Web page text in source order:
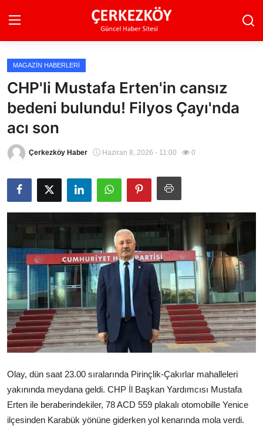
Ana Sayfa
Son Dakika
Ekonomi Haberleri
Magazin Haberleri
Spor Haberleri
Dünya Haberleri
Çerkezköy
MAGAZIN HABERLERI
CHP'li Mustafa Erten'in cansız
bedeni bulundu! Filyos Çayı'nda
acı son
Çerkezköy Haber Haziran 8, 2026 - 11:00 0
Olay, dün saat 23.00 sıralarında Pirinçlik-Çakırlar mahalleleri
yakınında meydana geldi. CHP İl Başkan Yardımcısı Mustafa
Erten ile beraberindekiler, 78 ACD 559 plakalı otomobille Yenice
ilçesinden Karabük yönüne giderken yol kenarında mola verdi.